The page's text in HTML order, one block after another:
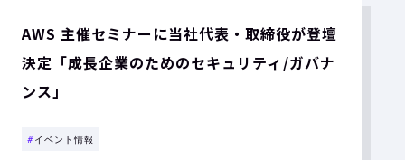
AWS 主催セミナーに当社代表・取締役が登壇
決定「成長企業のためのセキュリティ/ガバナ
ンス」
# イベント情報